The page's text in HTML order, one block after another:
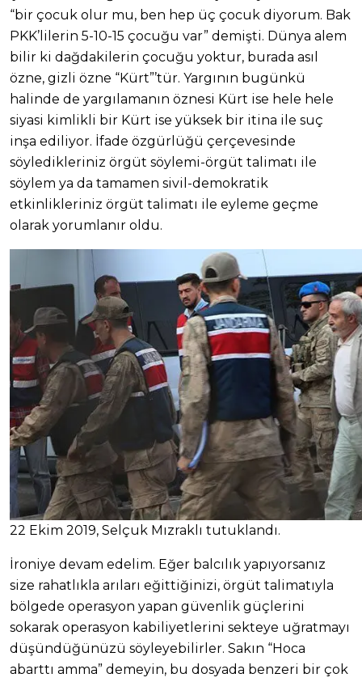
“bir çocuk olur mu, ben hep üç çocuk diyorum. Bak
PKK’lilerin 5-10-15 çocuğu var” demişti. Dünya alem
bilir ki dağdakilerin çocuğu yoktur, burada asıl
özne, gizli özne “Kürt”’tür. Yargının bugünkü
halinde de yargılamanın öznesi Kürt ise hele hele
siyasi kimlikli bir Kürt ise yüksek bir itina ile suç
inşa ediliyor. İfade özgürlüğü çerçevesinde
söyledikleriniz örgüt söylemi-örgüt talimatı ile
söylem ya da tamamen sivil-demokratik
etkinlikleriniz örgüt talimatı ile eyleme geçme
olarak yorumlanır oldu.
22 Ekim 2019, Selçuk Mızraklı tutuklandı.
İroniye devam edelim. Eğer balcılık yapıyorsanız
size rahatlıkla arıları eğittiğinizi, örgüt talimatıyla
bölgede operasyon yapan güvenlik güçlerini
sokarak operasyon kabiliyetlerini sekteye uğratmayı
düşündüğünüzü söyleyebilirler. Sakın “Hoca
abarttı amma” demeyin, bu dosyada benzeri bir çok